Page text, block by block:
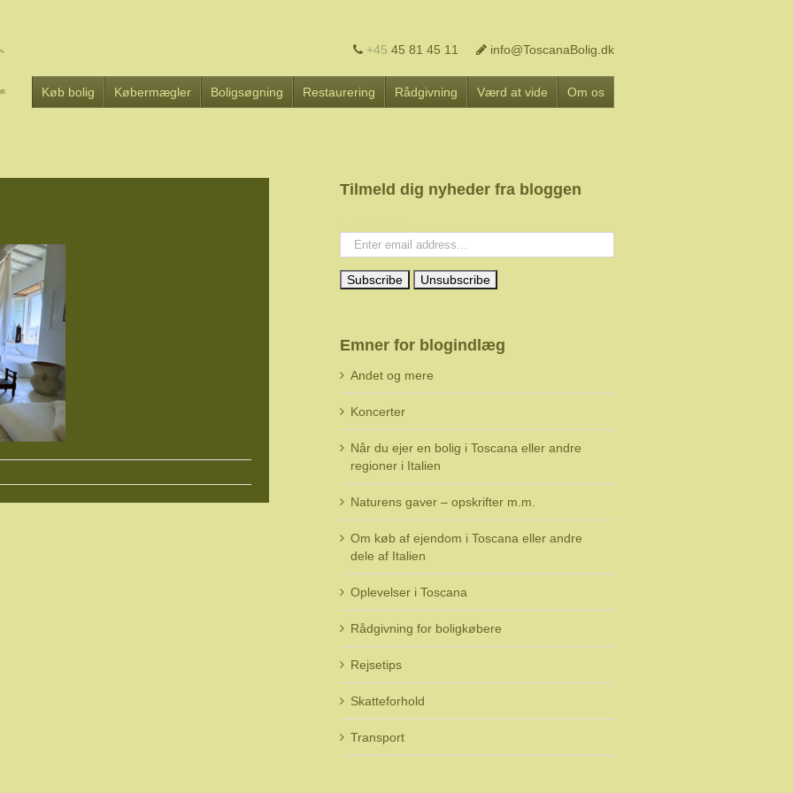
+45 45 81 45 11 info@ToscanaBolig.dk
Køb bolig Købermægler Boligsøgning Restaurering Rådgivning Værd at vide Om os
Tilmeld dig nyheder fra bloggen
Emner for blogindlæg
Andet og mere
Koncerter
Når du ejer en bolig i Toscana eller andre
regioner i Italien
Naturens gaver – opskrifter m.m.
Om køb af ejendom i Toscana eller andre
dele af Italien
Oplevelser i Toscana
Rådgivning for boligkøbere
Rejsetips
Skatteforhold
Transport